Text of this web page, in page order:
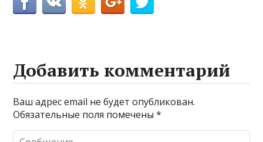
Добавить комментарий
Ваш адрес email не будет опубликован.
Обязательные поля помечены*